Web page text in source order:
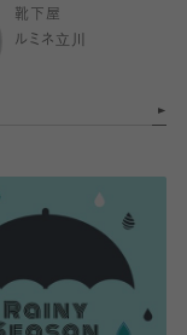
靴下屋
ルミネ立川